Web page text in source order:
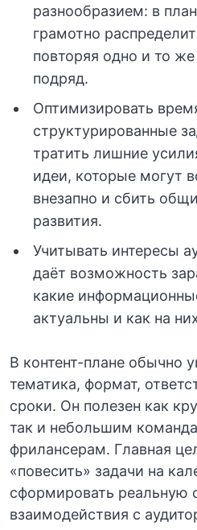
разнообразием: в
грамотно
повторяя одно и то
подряд.
Оптимизировать
структурированные
тратить лишние
идеи, которые могут
внезапно и сбить
развития.
Учитывать интересы
даёт возможность
какие
актуальны и как на
В контент-плане обычно
тематика, формат,
сроки. Он полезен как
так и небольшим
фрилансерам. Главная
«повесить» задачи на
сформировать реальную
взаимодействия с